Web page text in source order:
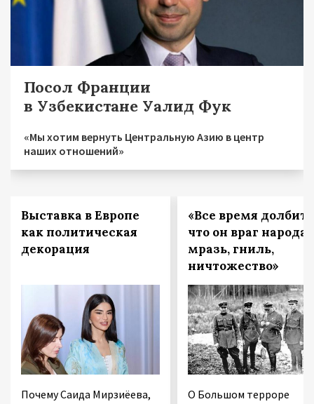
Посол Франции
в Узбекистане Уалид Фук
«Мы хотим вернуть Центральную Азию в центр
наших отношений»
Выставка в Европе
как политическая
декорация
Почему Саида Мирзиёева,
«Все время
что он враг народа,
мразь, гниль,
ничтожество»
О Большом терроре